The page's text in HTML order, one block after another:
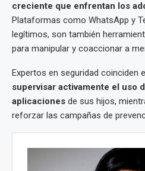
creciente que enfrentan los
Plataformas como WhatsApp y
legítimos, son también
para manipular y coaccionar a
Expertos en seguridad coinciden
supervisar activamente el uso
aplicaciones de sus hijos,
reforzar las campañas de